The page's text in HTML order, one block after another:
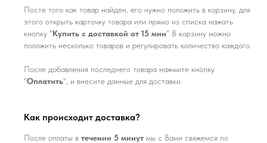
Посте того как товар найден, его нужно положить в корзину, для
этого открыть карточку товара или прямо из списка нажать
кнопку "Купить с доставкой от 15 мин" В корзину можно
положить несколько товаров и регулировать количество каждого.
После добавления последнего товара нажмите кнопку
"Оплатить", и внесите данные для доставки.
Как происходит доставка?
После оплаты в течении 5 минут мы с Вами свяжемся по